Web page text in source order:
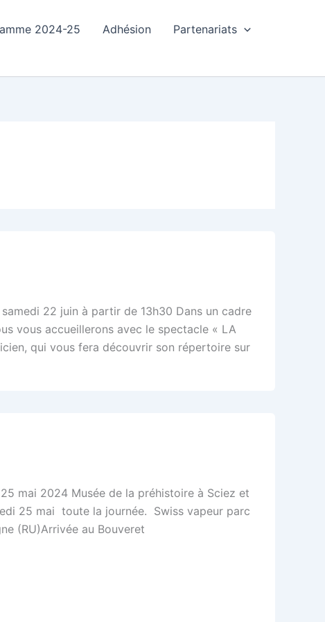
2024-25 Adhésion
Partenariats
22 juin à partir de 13h30 Dans un cadre
vous accueillerons avec le spectacle « LA
qui vous fera découvrir son répertoire sur
mai 2024 Musée de la préhistoire à Sciez et
25 mai toute la journée. Swiss vapeur parc
(RU)Arrivée au Bouveret